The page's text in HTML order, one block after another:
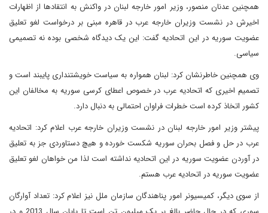
همچنین عدنان منصور، وزیر امور خارجه لبنان در واکنش به انتقادها از اظهارات
اخیرش در نشست وزیران خارجه عرب در قاهره مبنی بر درخواست لغو تعلیق
عضویت سوریه در این اتحادیه گفت: این یک دیدگاه شخصی بوده نه تصمیمی
سیاسی.
وی همچنین خاطرنشان کرد: لبنان همواره به سیاست خویشتنداری پایبند است و
تصمیم اخیری که اتحادیه عرب در خصوص اعطای کرسی سوریه به مخالفان این
کشور اتخاذ کرده است خطرات فراوان احتمالی به دنبال دارد.
پیشتر وزیر امور خارجه لبنان در نشست وزیران خارجه عرب اعلام کرد: اتحادیه
عرب در حل و فصل بحران سوریه شکست خورده و هیچ دستاوردی جز به تعلیق
در آوردن عضویت سوریه در این اتحادیه نداشته است لذا من خواهان لغو تعلیق
عضویت سوریه در اتحادیه عرب هستم.
از سوی دیگر، کمیسیونر امور پناهندگان سازمان ملل نیز اعلام کرد: تعداد آوارگان